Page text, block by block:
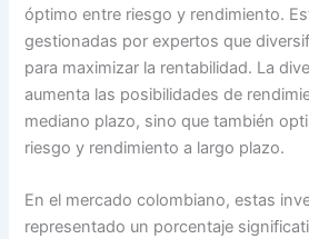
óptimo entre riesgo y rendimiento.
gestionadas por expertos que
para maximizar la rentabilidad. La
aumenta las posibilidades de
mediano plazo, sino que también
riesgo y rendimiento a largo plazo.
En el mercado colombiano, estas
representado un porcentaje